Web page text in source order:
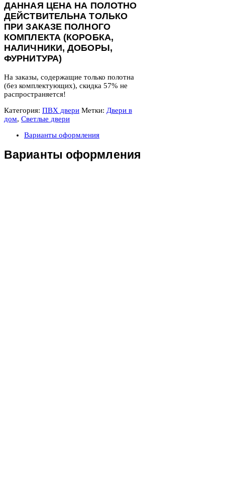
ДАННАЯ ЦЕНА НА ПОЛОТНО
ДЕЙСТВИТЕЛЬНА ТОЛЬКО
ПРИ ЗАКАЗЕ ПОЛНОГО
КОМПЛЕКТА (КОРОБКА,
НАЛИЧНИКИ, ДОБОРЫ,
ФУРНИТУРА)
На заказы, содержащие только полотна
(без комплектующих), скидка 57% не
распространяется!
Категория: ПВХ двери Метки: Двери в
дом, Светлые двери
Варианты оформления
Варианты оформления